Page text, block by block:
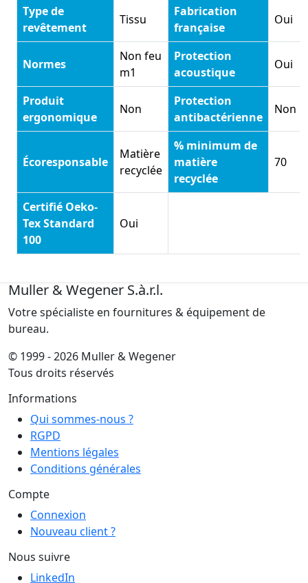
Type de
revêtement
Tissu
Fabrication
française
Oui
Normes
Non feu
m1
Protection
acoustique
Oui
Produit
ergonomique
Non
Protection
antibactérienne
Non
Écoresponsable
Matière
recyclée
% minimum de
matière
recyclée
70
Certifié Oeko-
Tex Standard
100
Oui
Muller & Wegener S.à.r.l.
Votre spécialiste en fournitures & équipement de
bureau.
© 1999 - 2026 Muller & Wegener
Tous droits réservés
Informations
Qui sommes-nous ?
RGPD
Mentions légales
Conditions générales
Compte
Connexion
Nouveau client ?
Nous suivre
LinkedIn